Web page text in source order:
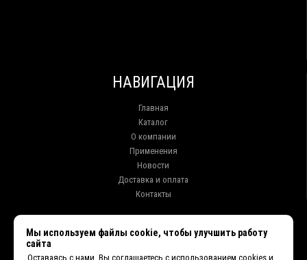
НАВИГАЦИЯ
Главная
Каталог
О компании
Применения
Новости
Доставка и оплата
Контакты
Мы используем файлы cookie, чтобы улучшить работу
сайта
Оставаясь с нами, Вы соглашаетесь с использованием cookies и